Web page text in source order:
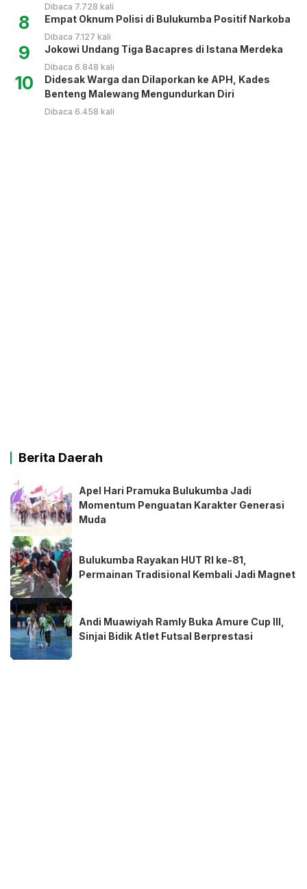
Dibaca 7.728 kali
8 Empat Oknum Polisi di Bulukumba Positif Narkoba
Dibaca 7.127 kali
9 Jokowi Undang Tiga Bacapres di Istana Merdeka
Dibaca 6.848 kali
10
Didesak Warga dan Dilaporkan ke APH, Kades
Benteng Malewang Mengundurkan Diri
Dibaca 6.458 kali
Berita Daerah
Apel Hari Pramuka Bulukumba Jadi
Momentum Penguatan Karakter Generasi
Muda
Bulukumba Rayakan HUT RI ke-81,
Permainan Tradisional Kembali Jadi Magnet
Andi Muawiyah Ramly Buka Amure Cup III,
Sinjai Bidik Atlet Futsal Berprestasi